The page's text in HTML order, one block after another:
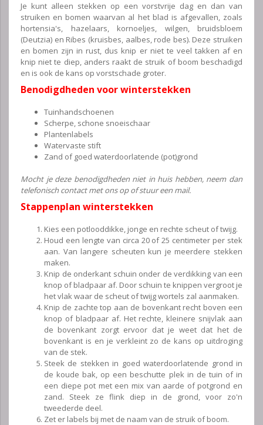
Je kunt alleen stekken op een vorstvrije dag en dan van
struiken en bomen waarvan al het blad is afgevallen, zoals
hortensia's, hazelaars, kornoeljes, wilgen, bruidsbloem
(Deutzia) en Ribes (kruisbes, aalbes, rode bes). Deze struiken
en bomen zijn in rust, dus knip er niet te veel takken af en
knip niet te diep, anders raakt de struik of boom beschadigd
en is ook de kans op vorstschade groter.
Benodigdheden voor winterstekken
Tuinhandschoenen
Scherpe, schone snoeischaar
Plantenlabels
Watervaste stift
Zand of goed waterdoorlatende (pot)grond
Mocht je deze benodigdheden niet in huis hebben, neem dan
telefonisch contact met ons op of stuur een mail.
Stappenplan winterstekken
Kies een potlooddikke, jonge en rechte scheut of twijg.
Houd een lengte van circa 20 of 25 centimeter per stek
aan. Van langere scheuten kun je meerdere stekken
maken.
Knip de onderkant schuin onder de verdikking van een
knop of bladpaar af. Door schuin te knippen vergroot je
het vlak waar de scheut of twijg wortels zal aanmaken.
Knip de zachte top aan de bovenkant recht boven een
knop of bladpaar af. Het rechte, kleinere snijvlak aan
de bovenkant zorgt ervoor dat je weet dat het de
bovenkant is en je verkleint zo de kans op uitdroging
van de stek.
Steek de stekken in goed waterdoorlatende grond in
de koude bak, op een beschutte plek in de tuin of in
een diepe pot met een mix van aarde of potgrond en
zand. Steek ze flink diep in de grond, voor zo'n
tweederde deel.
Zet er labels bij met de naam van de struik of boom.